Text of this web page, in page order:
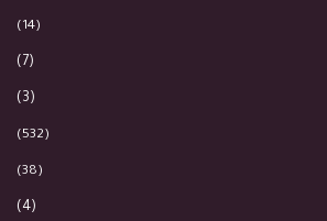
(14)
(7)
(3)
(532)
(38)
(4)